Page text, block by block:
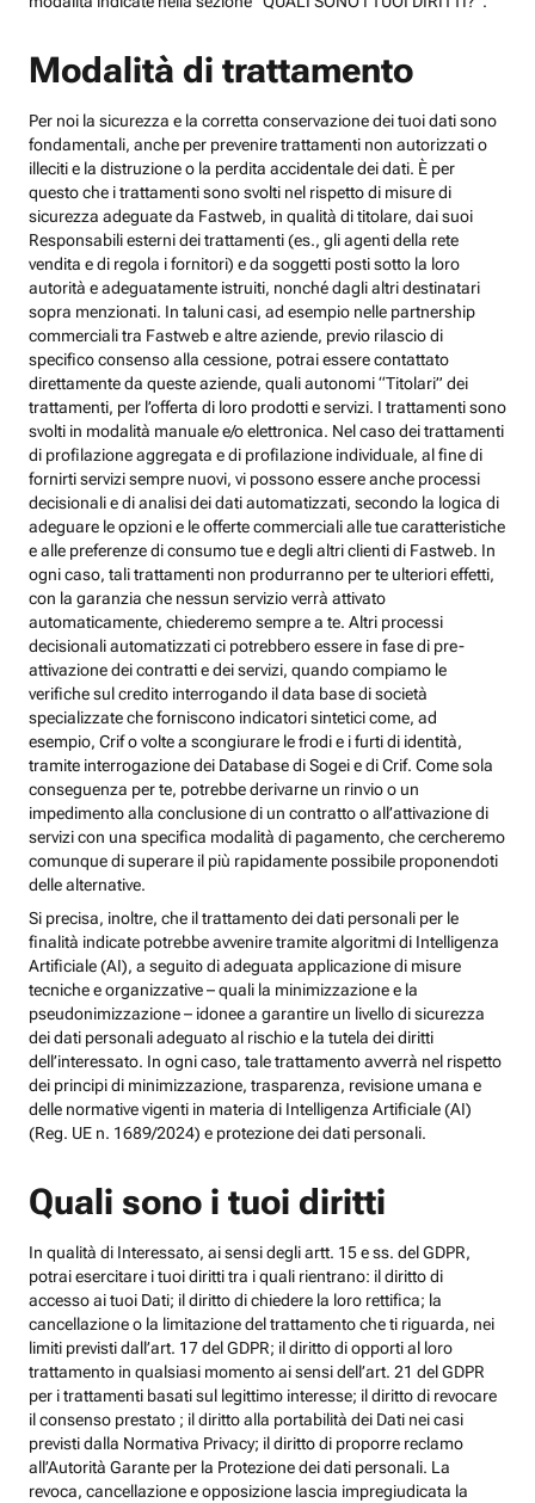
Modalità di trattamento
Per noi la sicurezza e la corretta conservazione dei tuoi dati sono
fondamentali, anche per prevenire trattamenti non autorizzati o
illeciti e la distruzione o la perdita accidentale dei dati. È per
questo che i trattamenti sono svolti nel rispetto di misure di
sicurezza adeguate da Fastweb, in qualità di titolare, dai suoi
Responsabili esterni dei trattamenti (es., gli agenti della rete
vendita e di regola i fornitori) e da soggetti posti sotto la loro
autorità e adeguatamente istruiti, nonché dagli altri destinatari
sopra menzionati. In taluni casi, ad esempio nelle partnership
commerciali tra Fastweb e altre aziende, previo rilascio di
specifico consenso alla cessione, potrai essere contattato
direttamente da queste aziende, quali autonomi “Titolari” dei
trattamenti, per l’offerta di loro prodotti e servizi. I trattamenti sono
svolti in modalità manuale e/o elettronica. Nel caso dei trattamenti
di profilazione aggregata e di profilazione individuale, al fine di
fornirti servizi sempre nuovi, vi possono essere anche processi
decisionali e di analisi dei dati automatizzati, secondo la logica di
adeguare le opzioni e le offerte commerciali alle tue caratteristiche
e alle preferenze di consumo tue e degli altri clienti di Fastweb. In
ogni caso, tali trattamenti non produrranno per te ulteriori effetti,
con la garanzia che nessun servizio verrà attivato
automaticamente, chiederemo sempre a te. Altri processi
decisionali automatizzati ci potrebbero essere in fase di pre-
attivazione dei contratti e dei servizi, quando compiamo le
verifiche sul credito interrogando il data base di società
specializzate che forniscono indicatori sintetici come, ad
esempio, Crif o volte a scongiurare le frodi e i furti di identità,
tramite interrogazione dei Database di Sogei e di Crif. Come sola
conseguenza per te, potrebbe derivarne un rinvio o un
impedimento alla conclusione di un contratto o all’attivazione di
servizi con una specifica modalità di pagamento, che cercheremo
comunque di superare il più rapidamente possibile proponendoti
delle alternative.
Si precisa, inoltre, che il trattamento dei dati personali per le
finalità indicate potrebbe avvenire tramite algoritmi di Intelligenza
Artificiale (AI), a seguito di adeguata applicazione di misure
tecniche e organizzative – quali la minimizzazione e la
pseudonimizzazione – idonee a garantire un livello di sicurezza
dei dati personali adeguato al rischio e la tutela dei diritti
dell’interessato. In ogni caso, tale trattamento avverrà nel rispetto
dei principi di minimizzazione, trasparenza, revisione umana e
delle normative vigenti in materia di Intelligenza Artificiale (AI)
(Reg. UE n. 1689/2024) e protezione dei dati personali.
Quali sono i tuoi diritti
In qualità di Interessato, ai sensi degli artt. 15 e ss. del GDPR,
potrai esercitare i tuoi diritti tra i quali rientrano: il diritto di
accesso ai tuoi Dati; il diritto di chiedere la loro rettifica; la
cancellazione o la limitazione del trattamento che ti riguarda, nei
limiti previsti dall’art. 17 del GDPR; il diritto di opporti al loro
trattamento in qualsiasi momento ai sensi dell’art. 21 del GDPR
per i trattamenti basati sul legittimo interesse; il diritto di revocare
il consenso prestato ; il diritto alla portabilità dei Dati nei casi
previsti dalla Normativa Privacy; il diritto di proporre reclamo
all’Autorità Garante per la Protezione dei dati personali. La
revoca, cancellazione e opposizione lascia impregiudicata la